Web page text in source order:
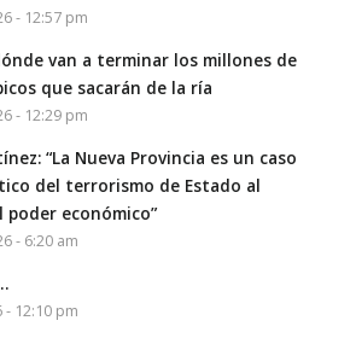
- 12:57 pm
van a terminar los millones de
que sacarán de la ría
- 12:29 pm
“La Nueva Provincia es un caso
del terrorismo de Estado al
poder económico”
- 6:20 am
- 12:10 pm